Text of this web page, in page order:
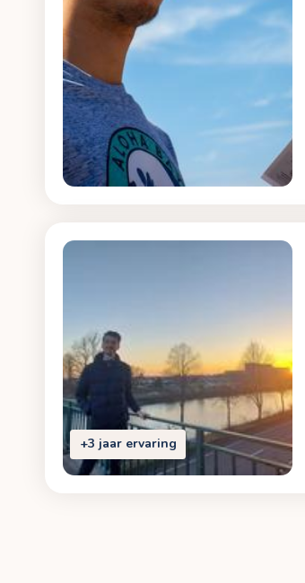
+3 jaar ervaring